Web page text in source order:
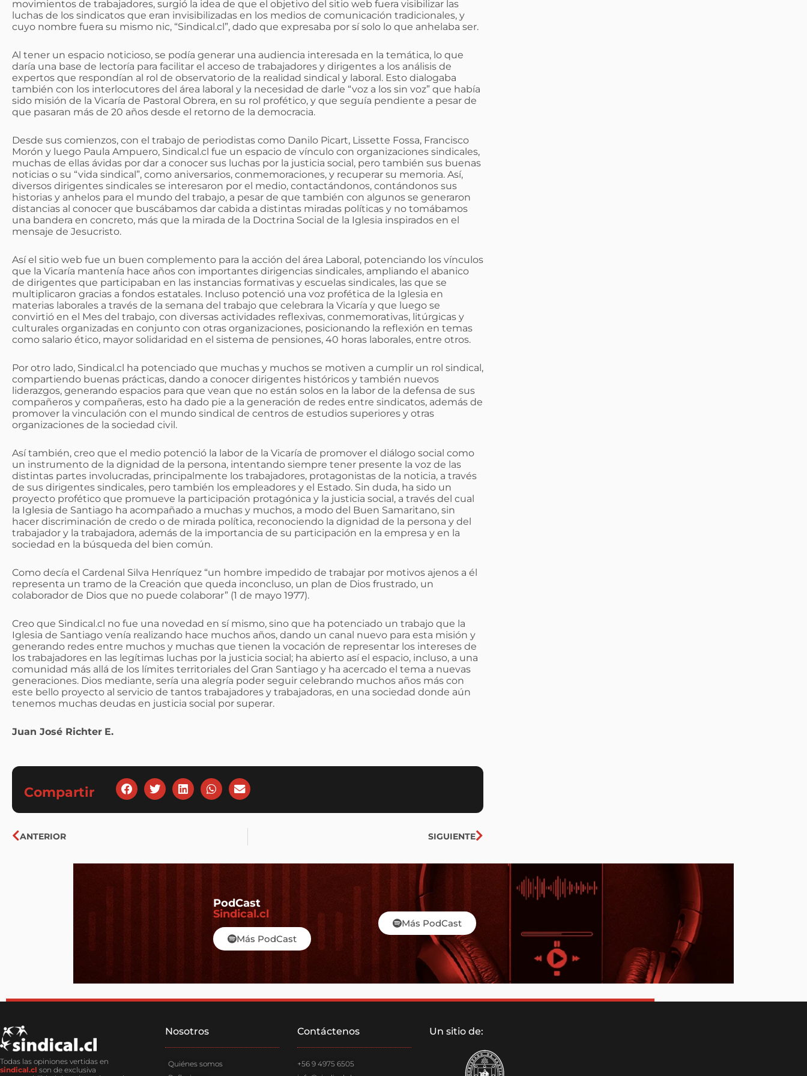
movimientos de trabajadores, surgió la idea de que el objetivo del sitio web fuera visibilizar las
luchas de los sindicatos que eran invisibilizadas en los medios de comunicación tradicionales, y
cuyo nombre fuera su mismo nic, “Sindical.cl”, dado que expresaba por sí solo lo que anhelaba ser.
Al tener un espacio noticioso, se podía generar una audiencia interesada en la temática, lo que
daría una base de lectoría para facilitar el acceso de trabajadores y dirigentes a los análisis de
expertos que respondían al rol de observatorio de la realidad sindical y laboral. Esto dialogaba
también con los interlocutores del área laboral y la necesidad de darle “voz a los sin voz” que había
sido misión de la Vicaría de Pastoral Obrera, en su rol profético, y que seguía pendiente a pesar de
que pasaran más de 20 años desde el retorno de la democracia.
Desde sus comienzos, con el trabajo de periodistas como Danilo Picart, Lissette Fossa, Francisco
Morón y luego Paula Ampuero, Sindical.cl fue un espacio de vínculo con organizaciones sindicales,
muchas de ellas ávidas por dar a conocer sus luchas por la justicia social, pero también sus buenas
noticias o su “vida sindical”, como aniversarios, conmemoraciones, y recuperar su memoria. Así,
diversos dirigentes sindicales se interesaron por el medio, contactándonos, contándonos sus
historias y anhelos para el mundo del trabajo, a pesar de que también con algunos se generaron
distancias al conocer que buscábamos dar cabida a distintas miradas políticas y no tomábamos
una bandera en concreto, más que la mirada de la Doctrina Social de la Iglesia inspirados en el
mensaje de Jesucristo.
Así el sitio web fue un buen complemento para la acción del área Laboral, potenciando los vínculos
que la Vicaría mantenía hace años con importantes dirigencias sindicales, ampliando el abanico
de dirigentes que participaban en las instancias formativas y escuelas sindicales, las que se
multiplicaron gracias a fondos estatales. Incluso potenció una voz profética de la Iglesia en
materias laborales a través de la semana del trabajo que celebrara la Vicaría y que luego se
convirtió en el Mes del trabajo, con diversas actividades reflexivas, conmemorativas, litúrgicas y
culturales organizadas en conjunto con otras organizaciones, posicionando la reflexión en temas
como salario ético, mayor solidaridad en el sistema de pensiones, 40 horas laborales, entre otros.
Por otro lado, Sindical.cl ha potenciado que muchas y muchos se motiven a cumplir un rol sindical,
compartiendo buenas prácticas, dando a conocer dirigentes históricos y también nuevos
liderazgos, generando espacios para que vean que no están solos en la labor de la defensa de sus
compañeros y compañeras, esto ha dado pie a la generación de redes entre sindicatos, además de
promover la vinculación con el mundo sindical de centros de estudios superiores y otras
organizaciones de la sociedad civil.
Así también, creo que el medio potenció la labor de la Vicaría de promover el diálogo social como
un instrumento de la dignidad de la persona, intentando siempre tener presente la voz de las
distintas partes involucradas, principalmente los trabajadores, protagonistas de la noticia, a través
de sus dirigentes sindicales, pero también los empleadores y el Estado. Sin duda, ha sido un
proyecto profético que promueve la participación protagónica y la justicia social, a través del cual
la Iglesia de Santiago ha acompañado a muchas y muchos, a modo del Buen Samaritano, sin
hacer discriminación de credo o de mirada política, reconociendo la dignidad de la persona y del
trabajador y la trabajadora, además de la importancia de su participación en la empresa y en la
sociedad en la búsqueda del bien común.
Como decía el Cardenal Silva Henríquez “un hombre impedido de trabajar por motivos ajenos a él
representa un tramo de la Creación que queda inconcluso, un plan de Dios frustrado, un
colaborador de Dios que no puede colaborar” (1 de mayo 1977).
Creo que Sindical.cl no fue una novedad en sí mismo, sino que ha potenciado un trabajo que la
Iglesia de Santiago venía realizando hace muchos años, dando un canal nuevo para esta misión y
generando redes entre muchos y muchas que tienen la vocación de representar los intereses de
los trabajadores en las legítimas luchas por la justicia social; ha abierto así el espacio, incluso, a una
comunidad más allá de los límites territoriales del Gran Santiago y ha acercado el tema a nuevas
generaciones. Dios mediante, sería una alegría poder seguir celebrando muchos años más con
este bello proyecto al servicio de tantos trabajadores y trabajadoras, en una sociedad donde aún
tenemos muchas deudas en justicia social por superar.
Juan José Richter E.
Compartir
ANTERIOR SIGUIENTE
PodCast
Sindical.cl
Más PodCast
Más PodCast
Todas las opiniones vertidas en
sindical.cl son de exclusiva
Nosotros​
Quiénes somos
Contáctenos
+56 9 4975 6505
Un sitio de: